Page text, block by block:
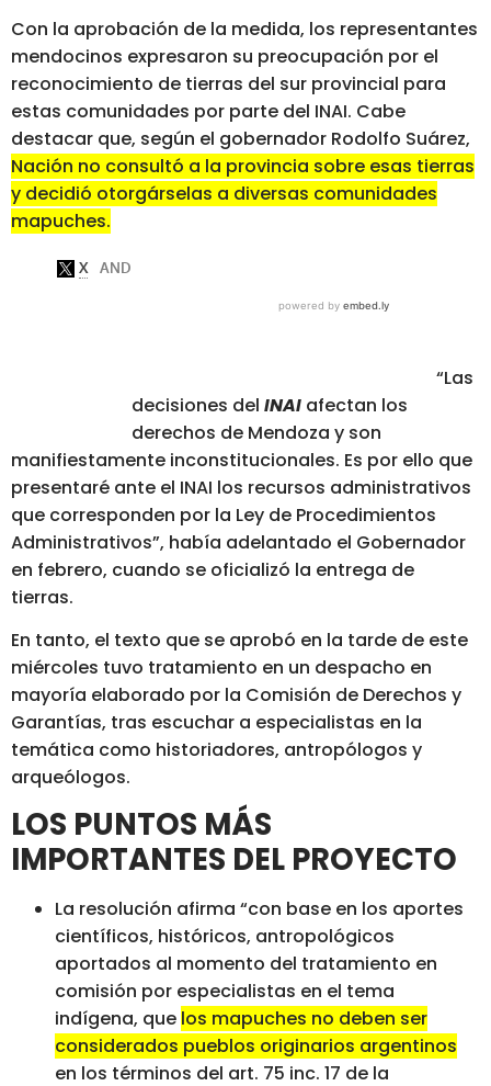
Con la aprobación de la medida, los representantes
mendocinos expresaron su preocupación por el
reconocimiento de tierras del sur provincial para
estas comunidades por parte del INAI. Cabe
destacar que, según el gobernador Rodolfo Suárez,
Nación no consultó a la provincia sobre esas tierras
y decidió otorgárselas a diversas comunidades
mapuches.
“Las
decisiones del INAI afectan los
derechos de Mendoza y son
manifiestamente inconstitucionales. Es por ello que
presentaré ante el INAI los recursos administrativos
que corresponden por la Ley de Procedimientos
Administrativos”, había adelantado el Gobernador
en febrero, cuando se oficializó la entrega de
tierras.
En tanto, el texto que se aprobó en la tarde de este
miércoles tuvo tratamiento en un despacho en
mayoría elaborado por la Comisión de Derechos y
Garantías, tras escuchar a especialistas en la
temática como historiadores, antropólogos y
arqueólogos.
LOS PUNTOS MÁS
IMPORTANTES DEL PROYECTO
La resolución afirma “con base en los aportes
científicos, históricos, antropológicos
aportados al momento del tratamiento en
comisión por especialistas en el tema
indígena, que los mapuches no deben ser
considerados pueblos originarios argentinos
en los términos del art. 75 inc. 17 de la